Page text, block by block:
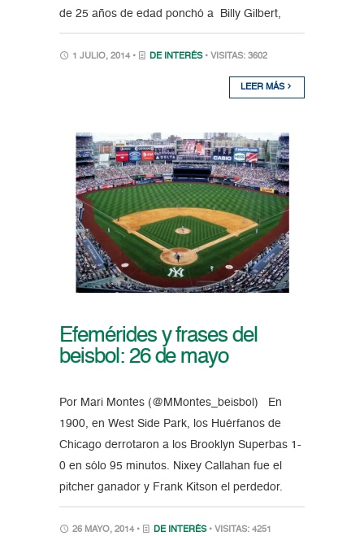
de 25 años de edad ponchó a Billy Gilbert,
1 JULIO, 2014 • DE INTERÉS • VISITAS: 3602
LEER MÁS
Efemérides y frases del
beisbol: 26 de mayo
Por Mari Montes (@MMontes_beisbol) En
1900, en West Side Park, los Huérfanos de
Chicago derrotaron a los Brooklyn Superbas 1-
0 en sólo 95 minutos. Nixey Callahan fue el
pitcher ganador y Frank Kitson el perdedor.
26 MAYO, 2014 • DE INTERÉS • VISITAS: 4251